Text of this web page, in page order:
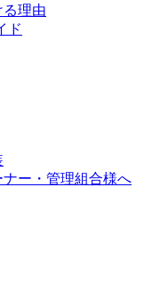
理由
ド
ー・管理組合様へ